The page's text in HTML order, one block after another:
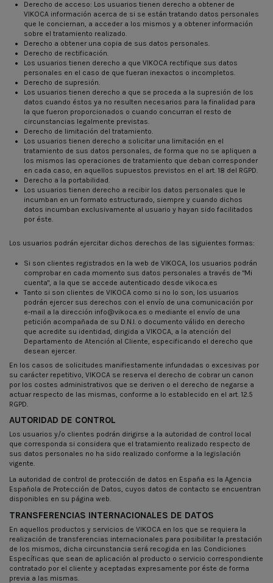
Derecho de acceso: Los usuarios tienen derecho a obtener de
VIKOCA información acerca de si se están tratando datos personales
que le conciernan, a acceder a los mismos y a obtener información
sobre el tratamiento realizado.
Derecho a obtener una copia de sus datos personales.
Derecho de rectificación.
Los usuarios tienen derecho a que VIKOCA rectifique sus datos
personales en el caso de que fueran inexactos o incompletos.
Derecho de supresión.
Los usuarios tienen derecho a que se proceda a la supresión de los
datos cuando éstos ya no resulten necesarios para la finalidad para
la que fueron proporcionados o cuando concurran el resto de
circunstancias legalmente previstas.
Derecho de limitación del tratamiento.
Los usuarios tienen derecho a solicitar una limitación en el
tratamiento de sus datos personales, de forma que no se apliquen a
los mismos las operaciones de tratamiento que deban corresponder
en cada caso, en aquellos supuestos previstos en el art. 18 del RGPD.
Derecho a la portabilidad.
Los usuarios tienen derecho a recibir los datos personales que le
incumban en un formato estructurado, siempre y cuando dichos
datos incumban exclusivamente al usuario y hayan sido facilitados
por éste.
Los usuarios podrán ejercitar dichos derechos de las siguientes formas:
Si son clientes registrados en la web de VIKOCA, los usuarios podrán
comprobar en cada momento sus datos personales a través de "Mi
cuenta" , a la que se accede autenticado desde vikoca.es
Tanto si son clientes de VIKOCA como si no lo son, los usuarios
podrán ejercer sus derechos con el envío de una comunicación por
e-mail a la dirección info@vikoca.es o mediante el envío de una
petición acompañada de su D.N.I. o documento válido en derecho
que acredite su identidad, dirigida a VIKOCA, a la atención del
Departamento de Atención al Cliente, especificando el derecho que
desean ejercer.
En los casos de solicitudes manifiestamente infundadas o excesivas por
su carácter repetitivo, VIKOCA se reserva el derecho de cobrar un canon
por los costes administrativos que se deriven o el derecho de negarse a
actuar respecto de las mismas, conforme a lo establecido en el art. 12.5
RGPD.
AUTORIDAD DE CONTROL
Los usuarios y/o clientes podrán dirigirse a la autoridad de control local
que corresponda si considera que el tratamiento realizado respecto de
sus datos personales no ha sido realizado conforme a la legislación
vigente.
La autoridad de control de protección de datos en España es la Agencia
Española de Protección de Datos, cuyos datos de contacto se encuentran
disponibles en su página web.
TRANSFERENCIAS INTERNACIONALES DE DATOS
En aquellos productos y servicios de VIKOCA en los que se requiera la
realización de transferencias internacionales para posibilitar la prestación
de los mismos, dicha circunstancia será recogida en las Condiciones
Específicas que sean de aplicación al producto o servicio correspondiente
contratado por el cliente y aceptadas expresamente por éste de forma
previa a las mismas.